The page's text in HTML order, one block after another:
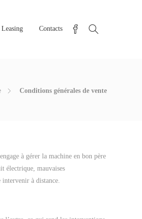
Leasing Contacts
Conditions générales de vente
à gérer la machine en bon père
électrique, mauvaises
intervenir à distance.